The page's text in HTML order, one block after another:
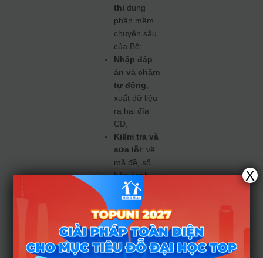
thi dùng
phần mềm
chuyên sâu
của Bộ;
Nhập đáp
án và chấm
tự động
xuất dữ liệu
ra hai đĩa
CD;
Kiểm tra và
sửa lỗi: về
mã đề, số
báo danh
hay đáp án
không đọc
được – phải
có biên bản
và ký xác
nhận.
X